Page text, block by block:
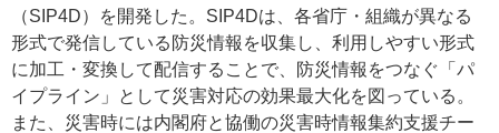
（SIP4D）を開発した。SIP4Dは、各省庁・組織が異なる
形式で発信している防災情報を収集し、利用しやすい形式
に加工・変換して配信することで、防災情報をつなぐ「パ
イプライン」として災害対応の効果最大化を図っている。
また、災害時には内閣府と協働の災害時情報集約支援チー